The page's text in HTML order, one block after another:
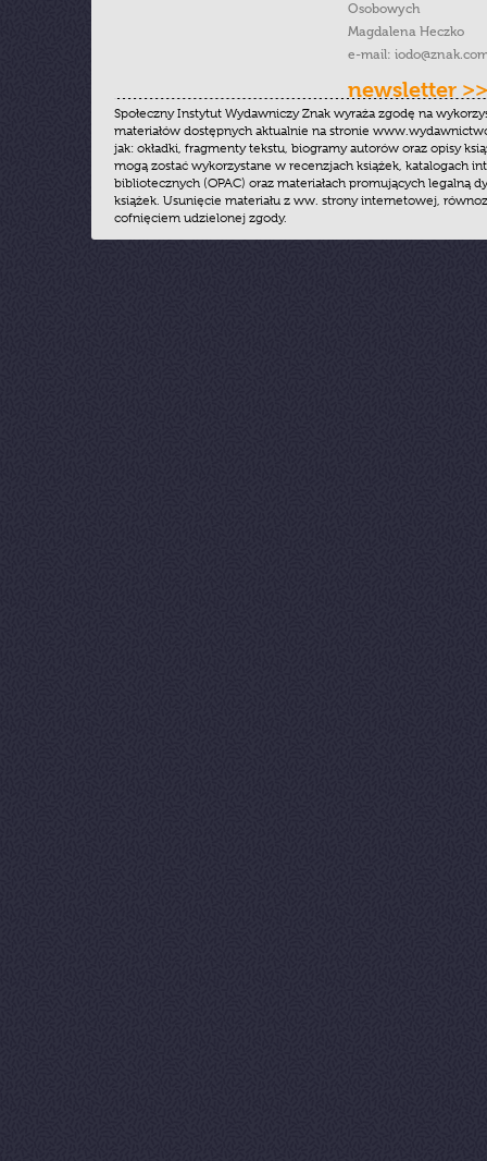
Osobowych
Magdalena Heczko
e-mail:
newsletter >>
Społeczny Instytut Wydawniczy Znak wyraża zgodę na
materiałów dostępnych aktualnie na stronie
jak: okładki, fragmenty tekstu, biogramy autorów oraz opisy
mogą zostać wykorzystane w recenzjach książek, katalogach
bibliotecznych (OPAC) oraz materiałach promujących legalną
książek. Usunięcie materiału z ww. strony internetowej,
cofnięciem udzielonej zgody.